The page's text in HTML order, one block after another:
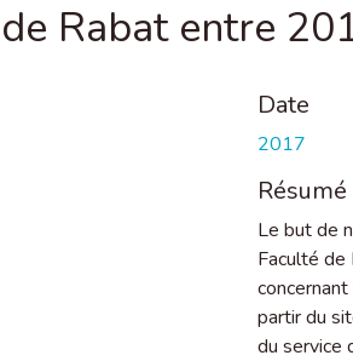
Rabat entre
Date
2017
Résumé
Le but de
Faculté
partir du
du service